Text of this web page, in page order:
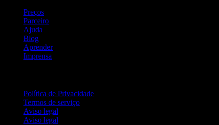
Preços
Parceiro
Ajuda
Blog
Aprender
Imprensa
Política de Privacidade
Termos de serviço
Aviso legal
Aviso legal